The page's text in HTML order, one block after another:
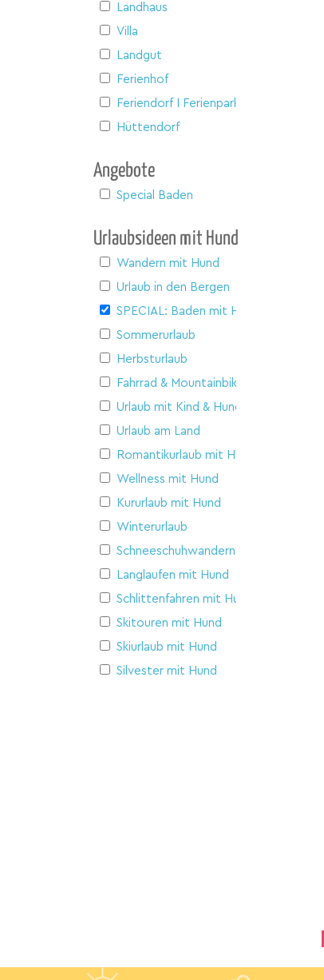
Landhaus
Villa
Landgut
Ferienhof
Feriendorf I Ferienpark
Hüttendorf
Angebote
Special Baden
Urlaubsideen mit Hund
Wandern mit Hund
Urlaub in den Bergen
SPECIAL: Baden mit Hund
Sommerurlaub
Herbsturlaub
Fahrrad & Mountainbike
Urlaub mit Kind & Hund
Urlaub am Land
Romantikurlaub mit Hund
Wellness mit Hund
Kururlaub mit Hund
Winterurlaub
Schneeschuhwandern
Langlaufen mit Hund
Schlittenfahren mit Hund
Skitouren mit Hund
Skiurlaub mit Hund
Silvester mit Hund